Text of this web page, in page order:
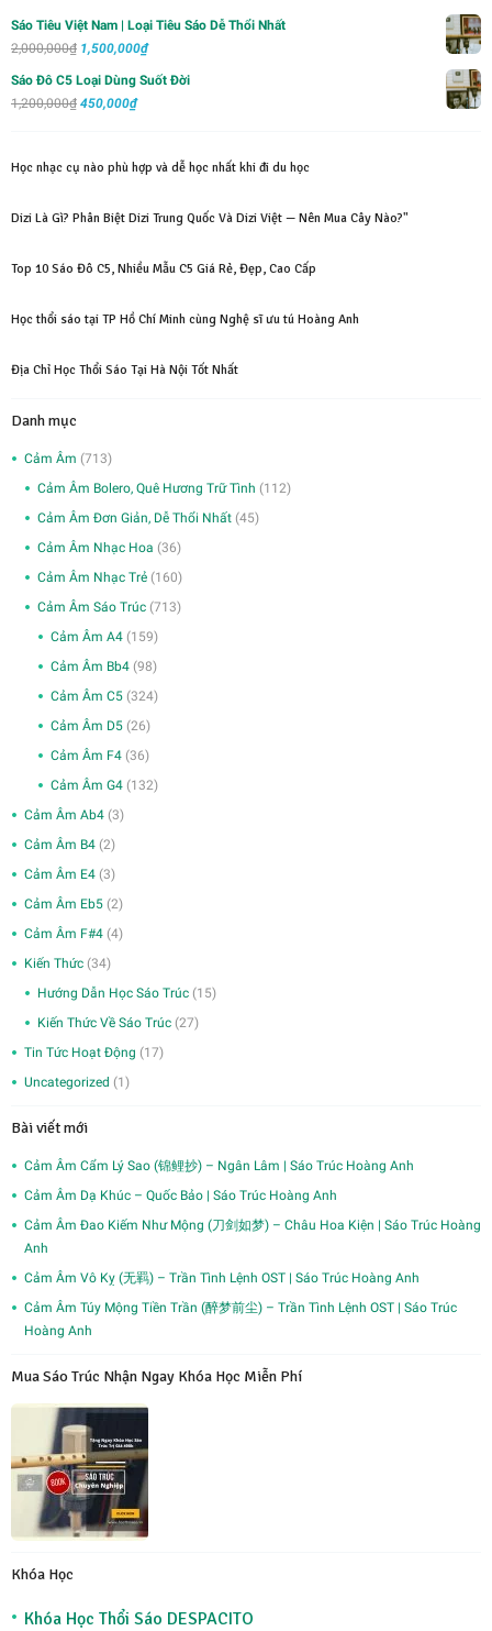
700,000₫.
Sáo Tiêu Việt Nam | Loại Tiêu Sáo Dễ Thổi Nhất
2,000,000₫ Giá
2,000,000₫.
1,500,000₫Giá
Sáo Đô C5 Loại Dùng Suốt Đời
1,200,000₫ Giá
1,200,000₫.
450,000₫Giá
là:
Học nhạc cụ nào phù hợp và dễ học nhất khi đi du học
Dizi Là Gì? Phân Biệt Dizi Trung Quốc Và Dizi Việt — Nên Mua Cây Nào?"
Top 10 Sáo Đô C5, Nhiều Mẫu C5 Giá Rẻ, Đẹp, Cao Cấp
Học thổi sáo tại TP Hồ Chí Minh cùng Nghệ sĩ ưu tú Hoàng Anh
Địa Chỉ Học Thổi Sáo Tại Hà Nội Tốt Nhất
Danh mục
Cảm Âm (713)
Cảm Âm Bolero, Quê Hương Trữ Tình (112)
Cảm Âm Đơn Giản, Dễ Thổi Nhất (45)
Cảm Âm Nhạc Hoa (36)
Cảm Âm Nhạc Trẻ (160)
Cảm Âm Sáo Trúc (713)
Cảm Âm A4 (159)
Cảm Âm Bb4 (98)
Cảm Âm C5 (324)
Cảm Âm D5 (26)
Cảm Âm F4 (36)
Cảm Âm G4 (132)
Cảm Âm Ab4 (3)
Cảm Âm B4 (2)
Cảm Âm E4 (3)
Cảm Âm Eb5 (2)
Cảm Âm F#4 (4)
Kiến Thức (34)
Hướng Dẫn Học Sáo Trúc (15)
Kiến Thức Về Sáo Trúc (27)
Tin Tức Hoạt Động (17)
Uncategorized (1)
Bài viết mới
Cảm Âm Cẩm Lý Sao (锦鲤抄) – Ngân Lâm | Sáo Trúc Hoàng Anh
Cảm Âm Dạ Khúc – Quốc Bảo | Sáo Trúc Hoàng Anh
Cảm Âm Đao Kiếm Như Mộng (刀剑如梦) – Châu Hoa Kiện | Sáo Trúc Hoàng
Anh
Cảm Âm Vô Kỵ (无羁) – Trần Tình Lệnh OST | Sáo Trúc Hoàng Anh
Cảm Âm Túy Mộng Tiền Trần (醉梦前尘) – Trần Tình Lệnh OST | Sáo Trúc
Hoàng Anh
Mua Sáo Trúc Nhận Ngay Khóa Học Miễn Phí
Khóa Học
Khóa Học Thổi Sáo DESPACITO